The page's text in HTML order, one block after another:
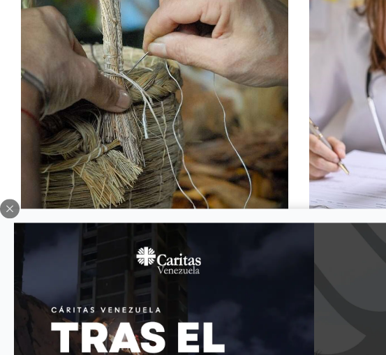
Términos de referencia para consultoría.
Evaluación Externa del Proyecto de Medios de
Vida en Venezuela. Cáritas Venezuela, con el
valioso respaldo de Catholic Relief Services
(CRS), anuncia la implementación de un proyecto
estratégico de Medios de Vida. El objetivo
central…
Jesus Zerpa
octubre 16, 2025
ATENCIÓN
LACTANTES
sin fines de
personalidad